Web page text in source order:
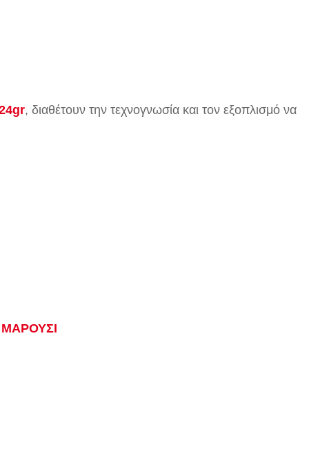
, διαθέτουν την τεχνογνωσία και τον εξοπλισμό να